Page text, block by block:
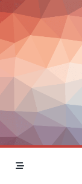
Skip
to
content